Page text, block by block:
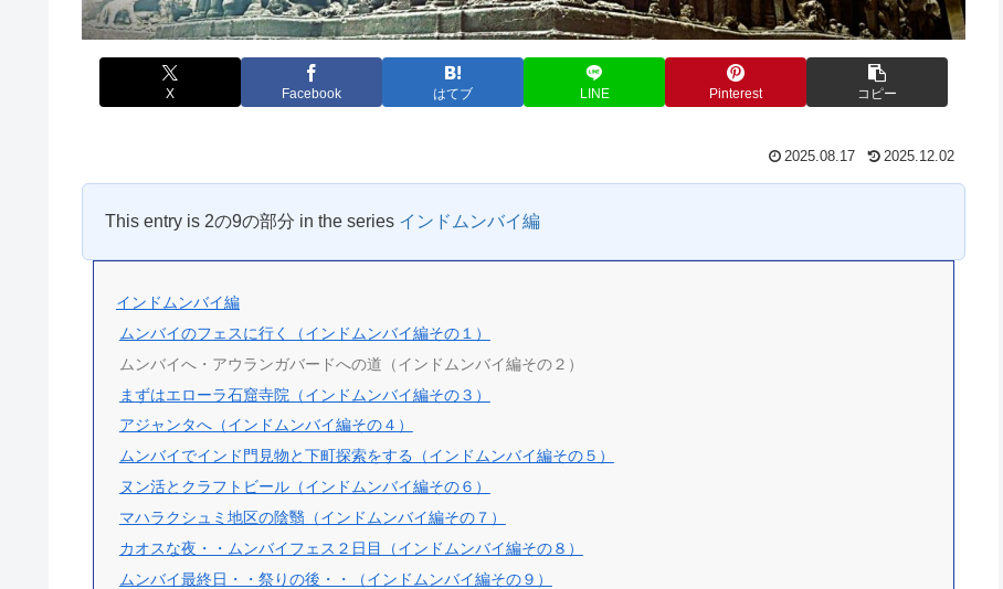
X Facebook はてブ LINE Pinterest コピー
2025.08.17 2025.12.02
This entry is 2の9の部分 in the series インドムンバイ編
インドムンバイ編
ムンバイのフェスに行く（インドムンバイ編その１）
ムンバイへ・アウランガバードへの道（インドムンバイ編その２）
まずはエローラ石窟寺院（インドムンバイ編その３）
アジャンタへ（インドムンバイ編その４）
ムンバイでインド門見物と下町探索をする（インドムンバイ編その５）
ヌン活とクラフトビール（インドムンバイ編その６）
マハラクシュミ地区の陰翳（インドムンバイ編その７）
カオスな夜・・ムンバイフェス２日目（インドムンバイ編その８）
ムンバイ最終日・・祭りの後・・（インドムンバイ編その９）